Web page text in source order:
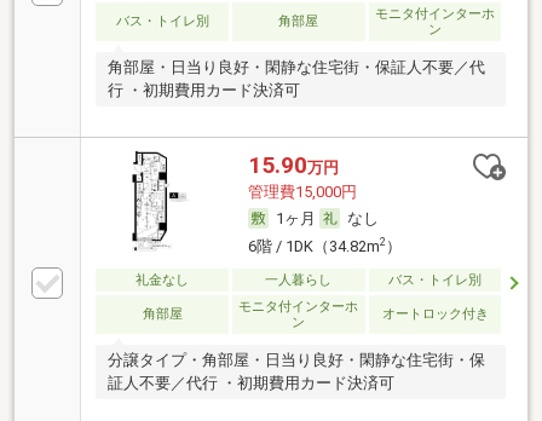
バス・トイレ別 角部屋
モニタ付インターホ
ン
角部屋・日当り良好・閑静な住宅街・保証人不要／代
行 ・初期費用カード決済可
15.90万円
管理費15,000円
1ヶ月
なし
6階 / 1DK（34.82m2）
礼金なし 一人暮らし バス・トイレ別
角部屋
モニタ付インターホ
ン
オートロック付き
分譲タイプ・角部屋・日当り良好・閑静な住宅街・保
証人不要／代行 ・初期費用カード決済可